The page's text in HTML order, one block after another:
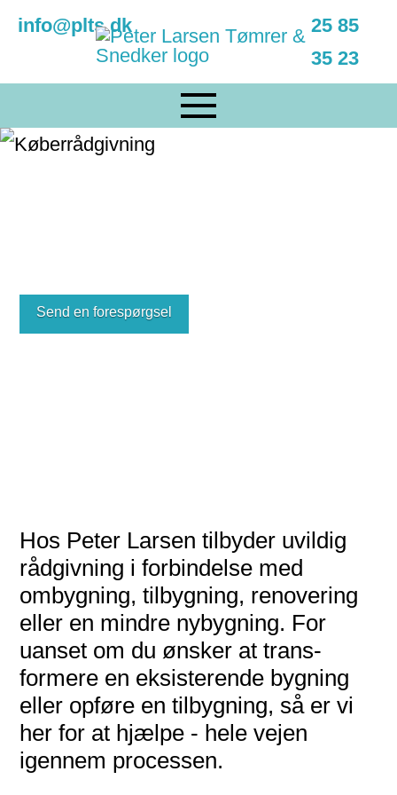
info@plts.dk
25 85
35 23
Send en forespørgsel
Hos Peter Larsen tilbyder uvildig
råd­givning i for­bindelse med
ombygning, til­bygning, renovering
eller en mindre nybygning. For
uanset om du ønsker at trans­
formere en eksisterende bygning
eller opføre en tilbygning, så er vi
her for at hjælpe - hele vejen
igennem processen.